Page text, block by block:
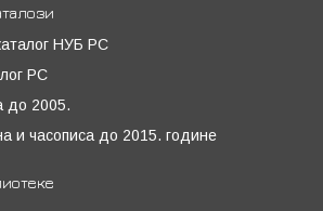
НУБ РС
РС
до 2005.
и часописа до 2015. године